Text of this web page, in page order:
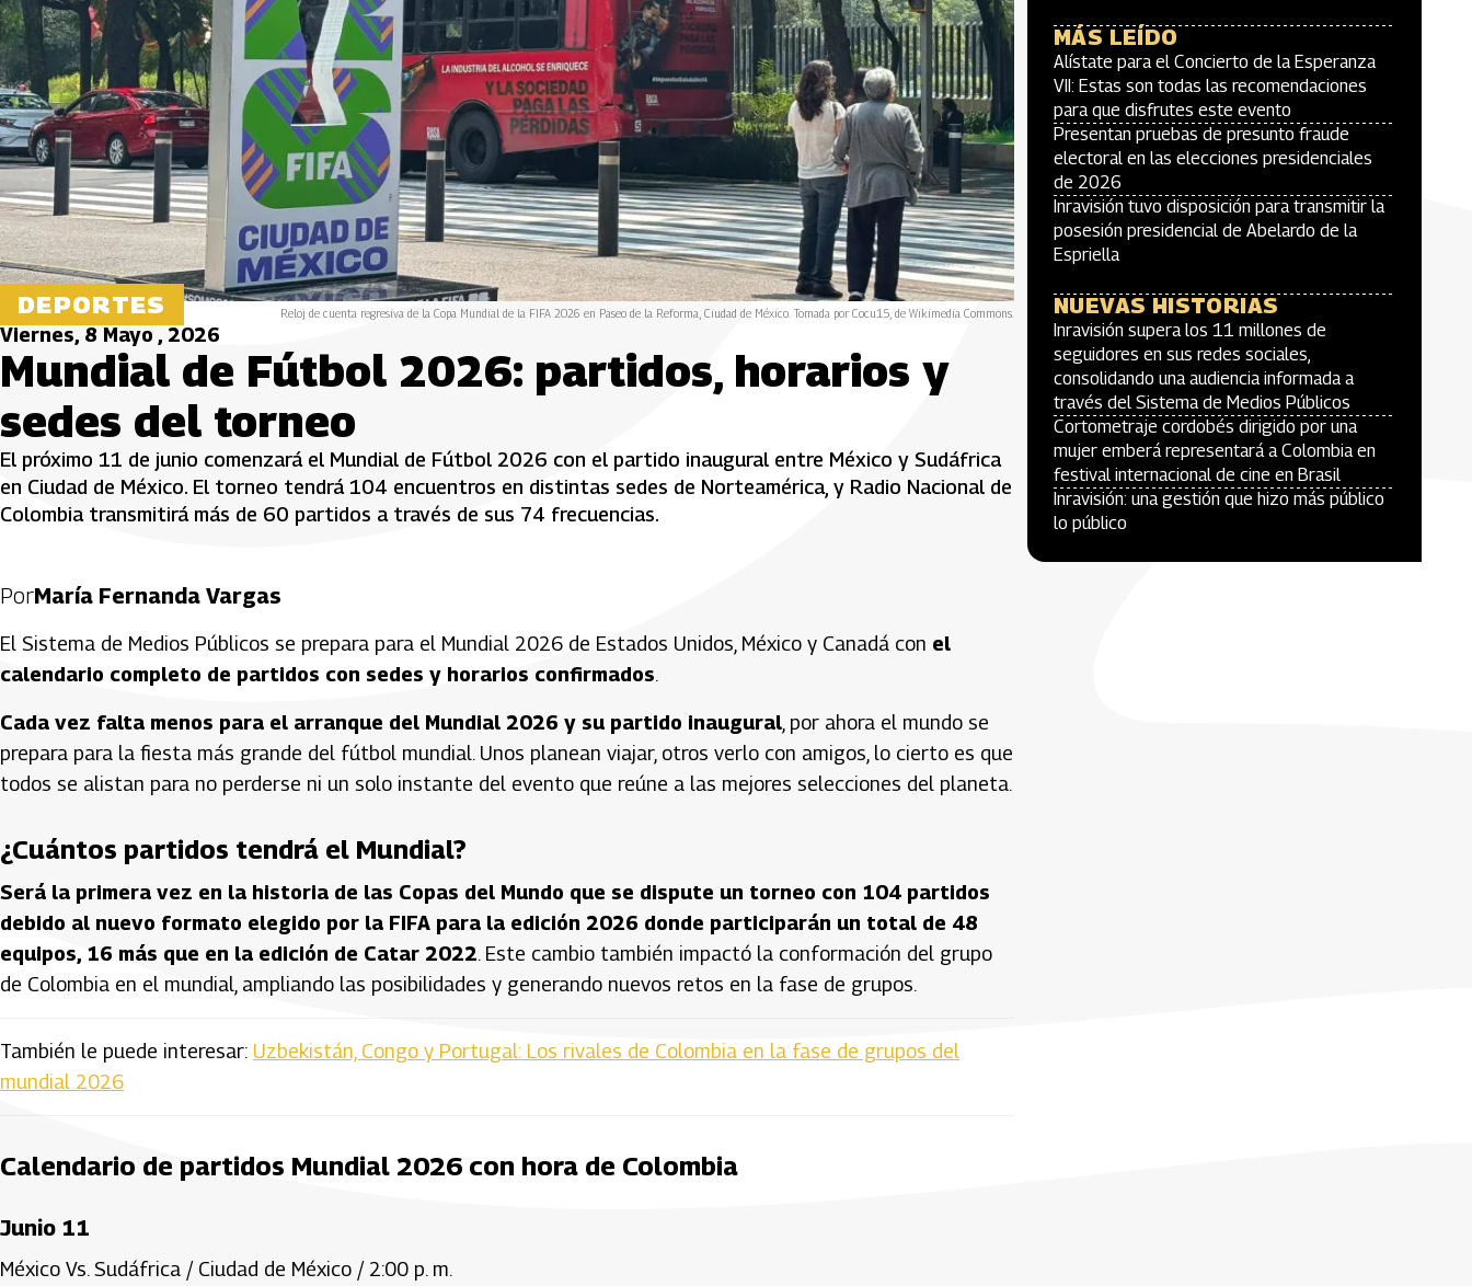
DEPORTES Reloj de cuenta regresiva de la Copa Mundial de la FIFA 2026 en Paseo de la Reforma, Ciudad de México. Tomada por Cocu15, de Wikimedia Commons.
Viernes, 8 Mayo , 2026
Mundial de Fútbol 2026: partidos, horarios y
sedes del torneo
El próximo 11 de junio comenzará el Mundial de Fútbol 2026 con el partido inaugural entre México y Sudáfrica
en Ciudad de México. El torneo tendrá 104 encuentros en distintas sedes de Norteamérica, y Radio Nacional de
Colombia transmitirá más de 60 partidos a través de sus 74 frecuencias.
PorMaría Fernanda Vargas
El Sistema de Medios Públicos se prepara para el Mundial 2026 de Estados Unidos, México y Canadá con el
calendario completo de partidos con sedes y horarios confirmados.
Cada vez falta menos para el arranque del Mundial 2026 y su partido inaugural , por ahora el mundo se
prepara para la fiesta más grande del fútbol mundial. Unos planean viajar, otros verlo con amigos, lo cierto es que
todos se alistan para no perderse ni un solo instante del evento que reúne a las mejores selecciones del planeta.
¿Cuántos partidos tendrá el Mundial?
Será la primera vez en la historia de las Copas del Mundo que se dispute un torneo con 104 partidos
debido al nuevo formato elegido por la FIFA para la edición 2026 donde participarán un total de 48
equipos, 16 más que en la edición de Catar 2022. Este cambio también impactó la conformación del grupo
de Colombia en el mundial, ampliando las posibilidades y generando nuevos retos en la fase de grupos.
También le puede interesar: Uzbekistán, Congo y Portugal: Los rivales de Colombia en la fase de grupos del
mundial 2026
Calendario de partidos Mundial 2026 con hora de Colombia
Junio 11
México Vs. Sudáfrica / Ciudad de México / 2:00 p. m.
MÁS LEÍDO
Alístate para el Concierto de la Esperanza
VII: Estas son todas las recomendaciones
para que disfrutes este evento
Presentan pruebas de presunto fraude
electoral en las elecciones presidenciales
de 2026
Inravisión tuvo disposición para transmitir la
posesión presidencial de Abelardo de la
Espriella
NUEVAS HISTORIAS
Inravisión supera los 11 millones de
seguidores en sus redes sociales,
consolidando una audiencia informada a
través del Sistema de Medios Públicos
Cortometraje cordobés dirigido por una
mujer emberá representará a Colombia en
festival internacional de cine en Brasil
Inravisión: una gestión que hizo más público
lo público